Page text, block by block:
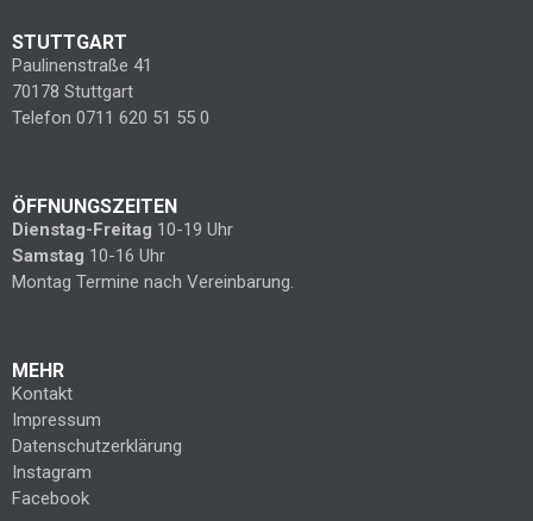
STUTTGART
Paulinenstraße 41
70178 Stuttgart
Telefon 0711 620 51 55 0
ÖFFNUNGSZEITEN
Dienstag-Freitag 10-19 Uhr
Samstag 10-16 Uhr
Montag Termine nach Vereinbarung.
MEHR
Kontakt
Impressum
Datenschutzerklärung
Instagram
Facebook